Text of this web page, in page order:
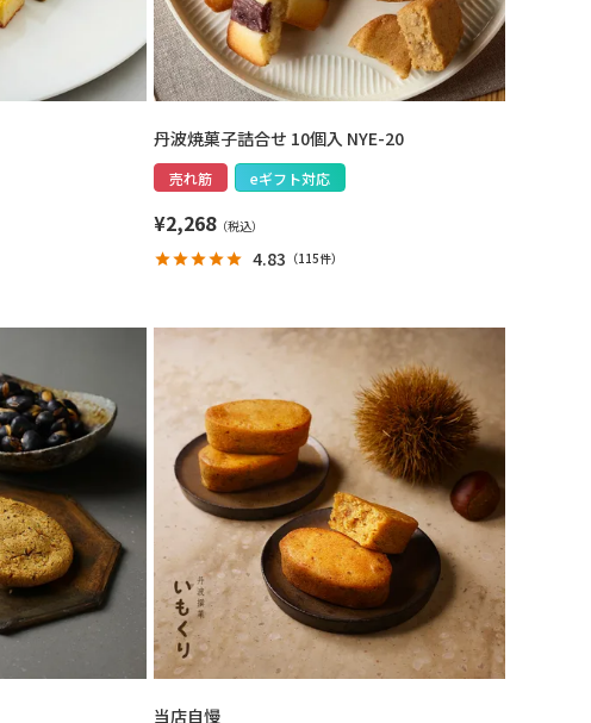
丹波焼菓子詰合せ 10個入 NYE-20
売れ筋 eギフト対応
¥2,268
4.83 （115件）
当店自慢